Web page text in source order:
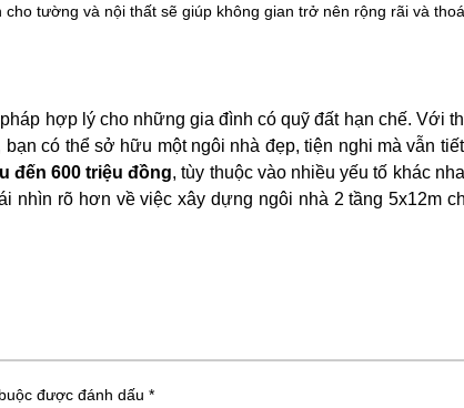
tường và nội thất sẽ giúp không gian trở nên rộng rãi và
pháp hợp lý cho những gia đình có quỹ đất hạn chế. Với
có thể sở hữu một ngôi nhà đẹp, tiện nghi mà vẫn
đến 600 triệu đồng, tùy thuộc vào nhiều yếu tố khác
nhìn rõ hơn về việc xây dựng ngôi nhà 2 tầng 5x12m
được đánh dấu *